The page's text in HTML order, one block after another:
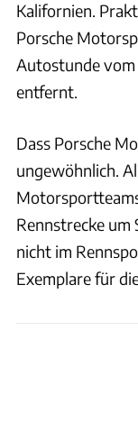
Kalifornien.
Porsche
Autostunde
entfernt.
Dass Porsche
ungewöhnlich.
Rennstrecke um
nicht im
Exemplare für